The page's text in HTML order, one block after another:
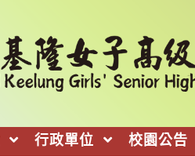
行政單位 校園公告